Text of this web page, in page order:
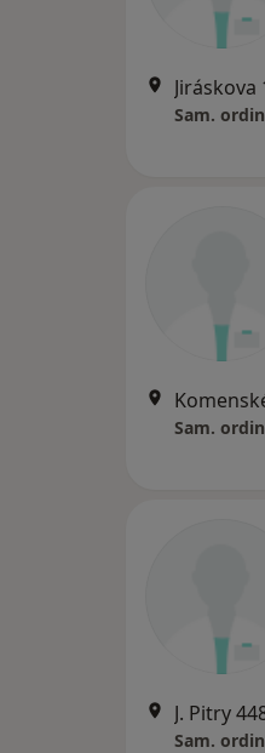
Jiráskova
Sam.
Sam.
J. Pitry
Sam.